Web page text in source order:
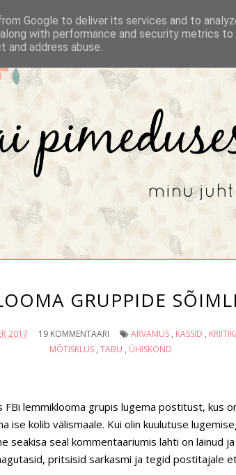
GRUPPIDE
2017 19 KOMMENTAARI ARVAMUS, KASSID ,
MÕTISKLUS , TABU , ÜHISKOND
FBi lemmiklooma grupis lugema postitust, kus
ise kolib välismaale. Kui olin kuulutuse
seakisa seal kommentaariumis lahti on läinud
pritsisid sarkasmi ja tegid postitajale
Google to deliver its services and to
with performance and security metrics
address abuse.